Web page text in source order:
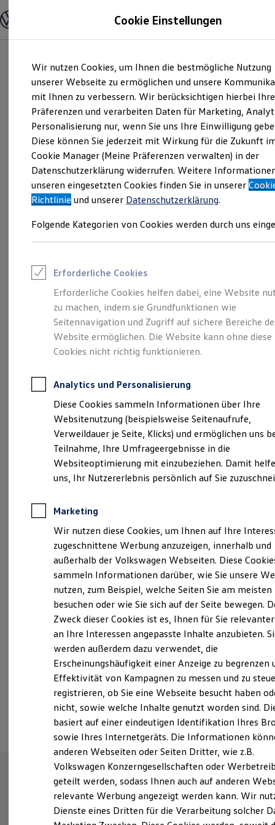
Hauptinhalt
springen
Footer
springen
Modelle und Konfigurator
Modelle vergleichen
Elektroautos
ENERGY Sondermodelle
Nutzfahrzeuge
SUV und CUV
Familienautos
Kombis
Kompaktwagen
Sportwagen
Schnell verfügbare Fahrzeuge
Angebote und Produkte
Aktuelle Angebote
E-Auto-Förderung
Volkswagen Marktplatz
Junge Gebrauchtwagen und Gebrauchtwagen
Saisonangebote
Leasing
Leasing-Angebote
Gebrauchtwagen Leasing
Junge Gebrauchtwagen-Leasing
Elektroauto Leasing
Kleinwagen-Leasing
Leasing ohne Anzahlung
Autokredit mit Schlussrate
Versicherungen und Garantien
Kfz-Versicherung
Restschuldversicherungen
Garantien
Wartungsverträge
Geschäftskunden
Professional Class bei Volkswagen
Großkunden
Behörden
Anpfiff zum Gewinn
Elektroautos
ID. Tutorials
Elektrofahrzeugkonzepte
Reichweite
Reichweite der ID. Modelle
Reichweite im Winter
Laden
Laden unterwegs
Laden Zuhause
Ladezeitensimulator
Batterie
Sicherheit
Garantie und Lebensdauer
Nachhaltigkeit
Technologie
Kosten und Kauf
Verbrauchskosten
Kaufoptionen
E-Auto-Förderung
Software und Konnektivität
Die ID. Software 6
ID. Software Versionen und Updates
Digitale Extras
Schnittstellen zu Ihrem ID.
Eleganzschön
großartig. Der Passat.
Probefahrt vereinbaren
Fahrzeugangebot anfordern
Serviceanfrage stellen
Cookie Einstellungen
Wir nutzen Cookies, um Ihnen die bestmögliche Nutzung
unserer Webseite zu ermöglichen und unsere
mit Ihnen zu verbessern. Wir berücksichtigen hierbei Ihre
Präferenzen und verarbeiten Daten für Marketing,
Personalisierung nur, wenn Sie uns Ihre Einwilligung
Diese können Sie jederzeit mit Wirkung für die Zukunft
Cookie Manager (Meine Präferenzen verwalten) in der
Datenschutzerklärung widerrufen. Weitere
unseren eingesetzten Cookies finden Sie in unserer
Richtlinie und unserer Datenschutzerklärung.
Folgende Kategorien von Cookies werden durch uns
Erforderliche Cookies
Erforderliche Cookies helfen dabei, eine Website
zu machen, indem sie Grundfunktionen wie
Seitennavigation und Zugriff auf sichere Bereiche
Website ermöglichen. Die Website kann ohne diese
Cookies nicht richtig funktionieren.
Analytics und Personalisierung
Diese Cookies sammeln Informationen über Ihre
Websitenutzung (beispielsweise Seitenaufrufe,
Verweildauer je Seite, Klicks) und ermöglichen uns
Teilnahme, Ihre Umfrageergebnisse in die
Websiteoptimierung mit einzubeziehen. Damit
uns, Ihr Nutzererlebnis persönlich auf Sie
Marketing
Wir nutzen diese Cookies, um Ihnen auf Ihre
zugeschnittene Werbung anzuzeigen, innerhalb und
außerhalb der Volkswagen Webseiten. Diese
sammeln Informationen darüber, wie Sie unsere
nutzen, zum Beispiel, welche Seiten Sie am meisten
besuchen oder wie Sie sich auf der Seite bewegen.
Zweck dieser Cookies ist es, Ihnen für Sie
an Ihre Interessen angepasste Inhalte anzubieten.
werden außerdem dazu verwendet, die
Erscheinungshäufigkeit einer Anzeige zu begrenzen
Effektivität von Kampagnen zu messen und zu
registrieren, ob Sie eine Webseite besucht haben
nicht, sowie welche Inhalte genutzt worden sind.
basiert auf einer eindeutigen Identifikation Ihres
sowie Ihres Internetgeräts. Die Informationen
anderen Webseiten oder Seiten Dritter, wie z.B.
Volkswagen Konzerngesellschaften oder
geteilt werden, sodass Ihnen auch auf anderen
relevante Werbung angezeigt werden kann. Wir
Dienste eines Dritten für die Verarbeitung solcher